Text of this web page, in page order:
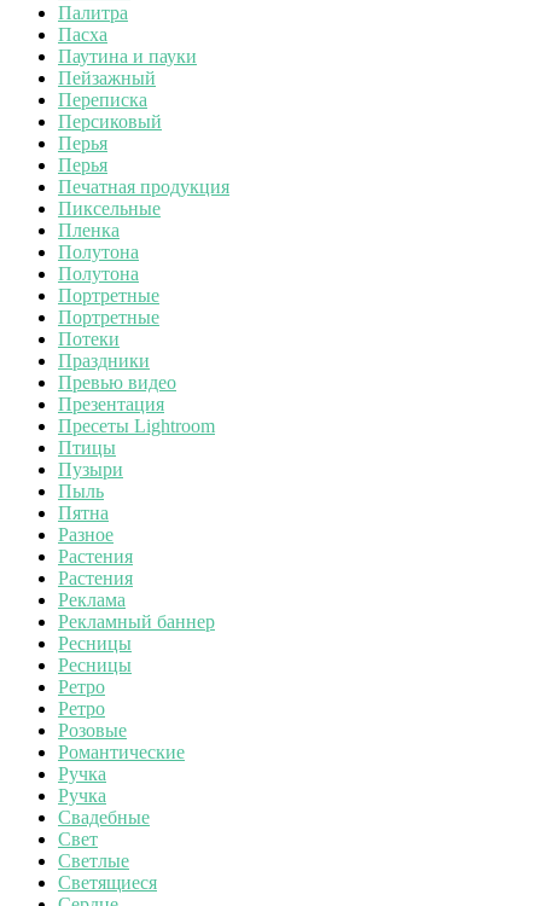
Палитра
Пасха
Паутина и пауки
Пейзажный
Переписка
Персиковый
Перья
Перья
Печатная продукция
Пиксельные
Пленка
Полутона
Полутона
Портретные
Портретные
Потеки
Праздники
Превью видео
Презентация
Пресеты Lightroom
Птицы
Пузыри
Пыль
Пятна
Разное
Растения
Растения
Реклама
Рекламный баннер
Ресницы
Ресницы
Ретро
Ретро
Розовые
Романтические
Ручка
Ручка
Свадебные
Свет
Светлые
Светящиеся